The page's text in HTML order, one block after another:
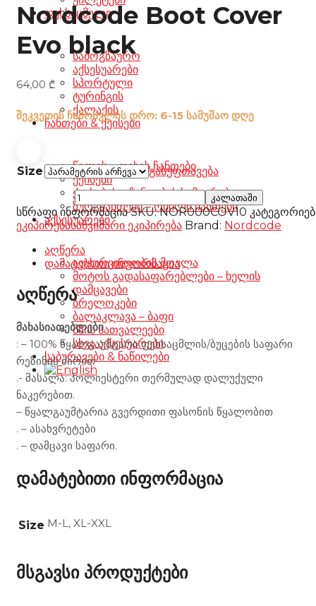
ფეხსაცმელი
სამოგზაურო
აქსესუარები
სპორტული
ტურინგის
ქალაქის
ჩანთები & ქეისები
წელის – ფეხის ჩანთები
ქეისები
ქეისების – ჩანთების სამაგრები
ზურგჩანთები – რბილი ჩანთები
აქსესუარები
აღჭურვილობის მოვლა
მოტოს გადასაფარებლები – ხელის
დამცავები
ბრელოკები
ბალაკლავა – ბაფი
მზის სათვალეები
სხვა აქსესუარები
საბურავები & ნაწილები
Nordcode Boot Cover
Evo black
64,00 ₾
შეკვეთის ჩამოსვლის დრო: 6-15 სამუშაო დღე
Size
გასუფთავება
Nordcode
Boot
Cover
Evo
black
რაოდენობა
კალათაში
სწრაფი ინფორმაცია SKU:NOR000COV10
ეკიპირებასაწვიმარი ეკიპირება Brand: Nordcode
აღწერა
დამატებითი ინფორმაცია
აღწერა
მახასიათებლები
: – 100% წყალგაუმტარი ფეხსაცმლის/ბუცების საფარი
რეზინის ძირით
.- მასალა: პოლიესტერი თერმულად დალუქული
ნაკერებით.
– წყალგაუმტარია გვერდითი ფასონის წყალობით
. – ასახვრეტები
. – დამცავი საფარი.
დამატებითი ინფორმაცია
Size M-L, XL-XXL
მსგავსი პროდუქტები